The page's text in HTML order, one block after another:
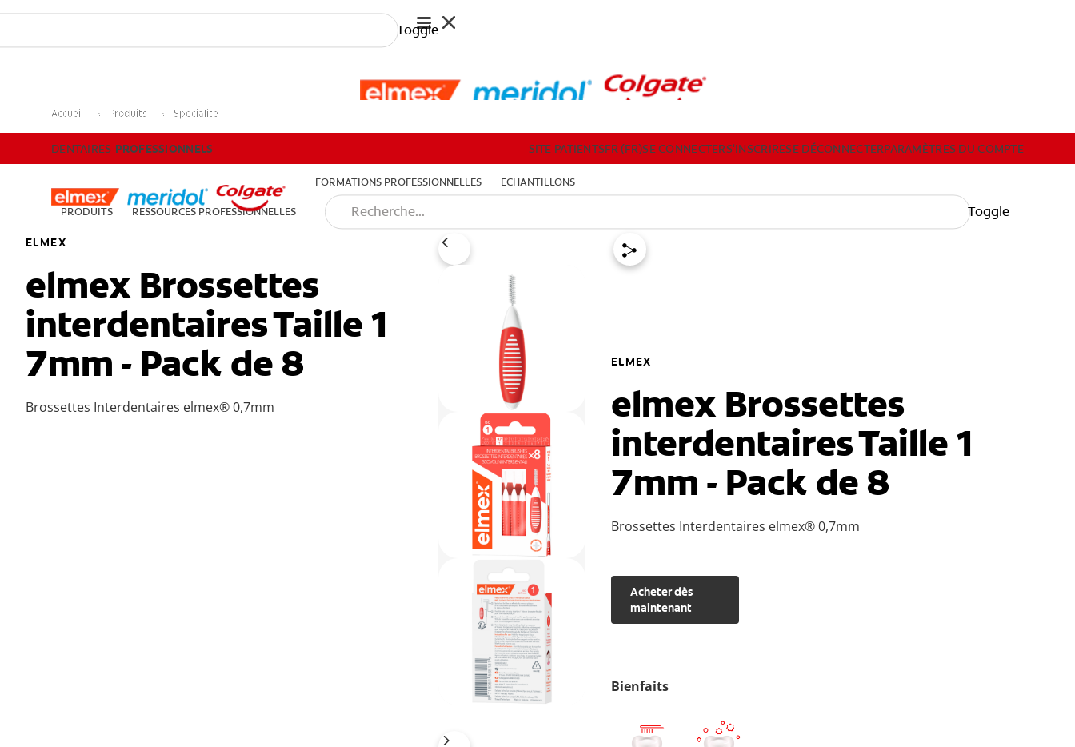
Toggle
PARAMÈTRES DU COMPTE
DENTAIRES PROFESSIONNELS SITE PATIENTSFR (FR)SE CONNECTERS'INSCRIRESE DÉCONNECTERPARAMÈTRES DU COMPTE
PRODUITS RESSOURCES PROFESSIONNELLES
FORMATIONS PROFESSIONNELLES ECHANTILLONS
Toggle
Accueil Produits Spécialité
ELMEX
elmex Brossettes
interdentaires Taille 1
7mm - Pack de 8
Brossettes Interdentaires elmex® 0,7mm
ELMEX
elmex Brossettes
interdentaires Taille 1
7mm - Pack de 8
Brossettes Interdentaires elmex® 0,7mm
Acheter dès
maintenant
Bienfaits